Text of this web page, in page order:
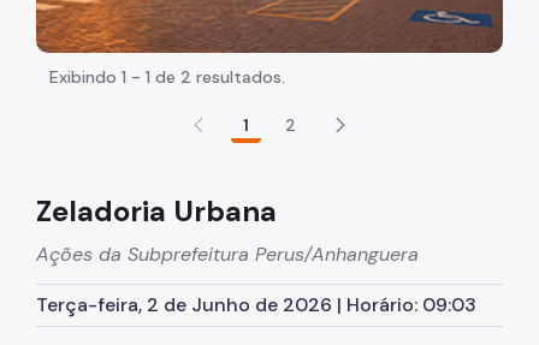
Dados
Execução Orçamentária
Licitações
SP Mais Fácil
Exibindo 1 - 1 de 2 resultados.
1 2
Zeladoria Urbana
Ações da Subprefeitura Perus/Anhanguera
Terça-feira, 2 de Junho de 2026 | Horário: 09:03